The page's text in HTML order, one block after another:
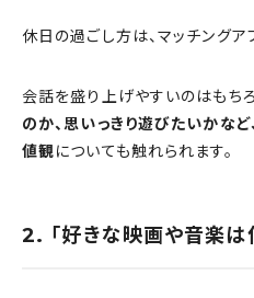
休日の過ごし方は、マッチングア
会話を盛り上げやすいのはもち
のか、思いっきり遊びたいかな
値観についても触れられます。
2. 「好きな映画や音楽は